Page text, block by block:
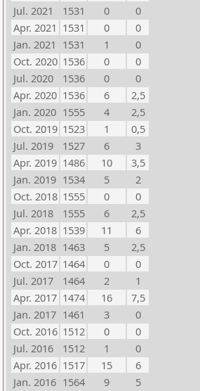
Jul. 2021
1531 0
0
Apr. 2021 1531 0
0
Jan. 2021 1531 1
0
Oct. 2020 1536 0
0
Jul. 2020
1536 0
0
Apr. 2020 1536 6
2,5
Jan. 2020 1555 4
2,5
Oct. 2019 1523 1
0,5
Jul. 2019
1527 6
3
Apr. 2019 1486 10
3,5
Jan. 2019 1534 5
2
Oct. 2018 1555 0
0
Jul. 2018
1555 6
2,5
Apr. 2018 1539 11
6
Jan. 2018 1463 5
2,5
Oct. 2017 1464 0
0
Jul. 2017
1464 2
1
Apr. 2017 1474 16
7,5
Jan. 2017 1461 3
0
Oct. 2016 1512 0
0
Jul. 2016
1512 1
0
Apr. 2016 1517 15
6
Jan. 2016 1564 9
5